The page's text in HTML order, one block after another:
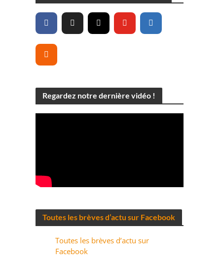
Regardez notre dernière vidéo !
Toutes les brèves d’actu sur Facebook
Toutes les brèves d’actu sur
Facebook